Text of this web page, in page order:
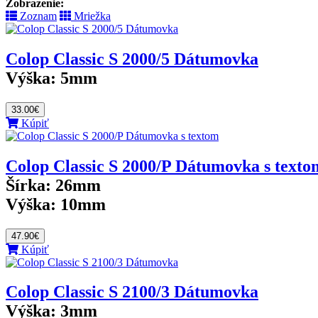
Zobrazenie:
Zoznam
Mriežka
Colop Classic S 2000/5 Dátumovka
Výška: 5mm
33.00€
Kúpiť
Colop Classic S 2000/P Dátumovka s
Šírka: 26mm
Výška: 10mm
47.90€
Kúpiť
Colop Classic S 2100/3 Dátumovka
Výška: 3mm